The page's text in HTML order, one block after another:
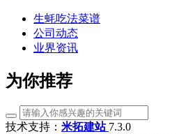
生蚝吃法菜谱
公司动态
业界资讯
为你推荐
技术支持： 米拓建站 7.3.0